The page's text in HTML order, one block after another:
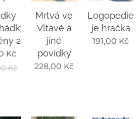
2
Kč
Kč
Mrtvá ve
Vltavě a
jiné
povídky
228,00 Kč
Logopedie
je hračka
191,00 Kč